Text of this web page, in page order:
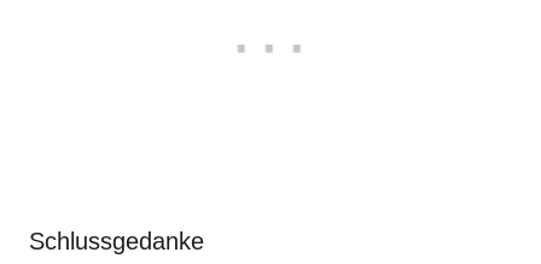
Schlussgedanke